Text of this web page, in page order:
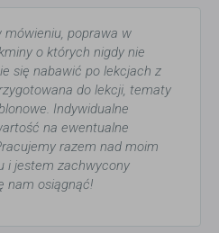
mówieniu, poprawa w
o których nigdy nie
się nabawić po lekcjach z
do lekcji, tematy
Indywidualne
na ewentualne
razem nad moim
i jestem zachwycony
nam osiągnąć!